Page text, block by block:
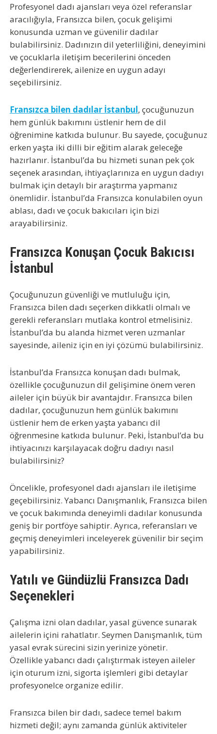
Profesyonel dadı ajansları veya özel referanslar
aracılığıyla, Fransızca bilen, çocuk gelişimi
konusunda uzman ve güvenilir dadılar
bulabilirsiniz. Dadınızın dil yeterliliğini, deneyimini
ve çocuklarla iletişim becerilerini önceden
değerlendirerek, ailenize en uygun adayı
seçebilirsiniz.
Fransızca bilen dadılar İstanbul, çocuğunuzun
hem günlük bakımını üstlenir hem de dil
öğrenimine katkıda bulunur. Bu sayede, çocuğunuz
erken yaşta iki dilli bir eğitim alarak geleceğe
hazırlanır. İstanbul’da bu hizmeti sunan pek çok
seçenek arasından, ihtiyaçlarınıza en uygun dadıyı
bulmak için detaylı bir araştırma yapmanız
önemlidir. İstanbul’da Fransızca konulabilen oyun
ablası, dadı ve çocuk bakıcıları için bizi
arayabilirsiniz.
Fransızca Konuşan Çocuk Bakıcısı
İstanbul
Çocuğunuzun güvenliği ve mutluluğu için,
Fransızca bilen dadı seçerken dikkatli olmalı ve
gerekli referansları mutlaka kontrol etmelisiniz.
İstanbul’da bu alanda hizmet veren uzmanlar
sayesinde, aileniz için en iyi çözümü bulabilirsiniz.
İstanbul’da Fransızca konuşan dadı bulmak,
özellikle çocuğunuzun dil gelişimine önem veren
aileler için büyük bir avantajdır. Fransızca bilen
dadılar, çocuğunuzun hem günlük bakımını
üstlenir hem de erken yaşta yabancı dil
öğrenmesine katkıda bulunur. Peki, İstanbul’da bu
ihtiyacınızı karşılayacak doğru dadıyı nasıl
bulabilirsiniz?
Öncelikle, profesyonel dadı ajansları ile iletişime
geçebilirsiniz. Yabancı Danışmanlık, Fransızca bilen
ve çocuk bakımında deneyimli dadılar konusunda
geniş bir portföye sahiptir. Ayrıca, referansları ve
geçmiş deneyimleri inceleyerek güvenilir bir seçim
yapabilirsiniz.
Yatılı ve Gündüzlü Fransızca Dadı
Seçenekleri
Çalışma izni olan dadılar, yasal güvence sunarak
ailelerin içini rahatlatır. Seymen Danışmanlık, tüm
yasal evrak sürecini sizin yerinize yönetir.
Özellikle yabancı dadı çalıştırmak isteyen aileler
için oturum izni, sigorta işlemleri gibi detaylar
profesyonelce organize edilir.
Fransızca bilen bir dadı, sadece temel bakım
hizmeti değil; aynı zamanda günlük aktiviteler